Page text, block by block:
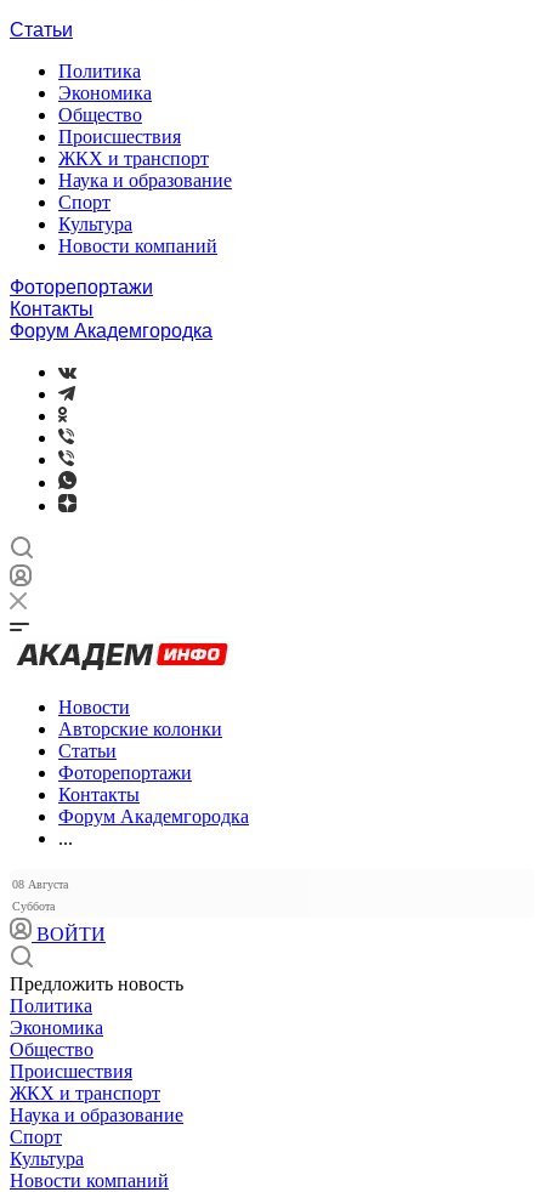
Статьи
Политика
Экономика
Общество
Происшествия
ЖКХ и транспорт
Наука и образование
Спорт
Культура
Новости компаний
Фоторепортажи
Контакты
Форум Академгородка
Новости
Авторские колонки
Статьи
Фоторепортажи
Контакты
Форум Академгородка
...
08 Августа
Суббота
ВОЙТИ
Предложить новость
Политика
Экономика
Общество
Происшествия
ЖКХ и транспорт
Наука и образование
Спорт
Культура
Новости компаний